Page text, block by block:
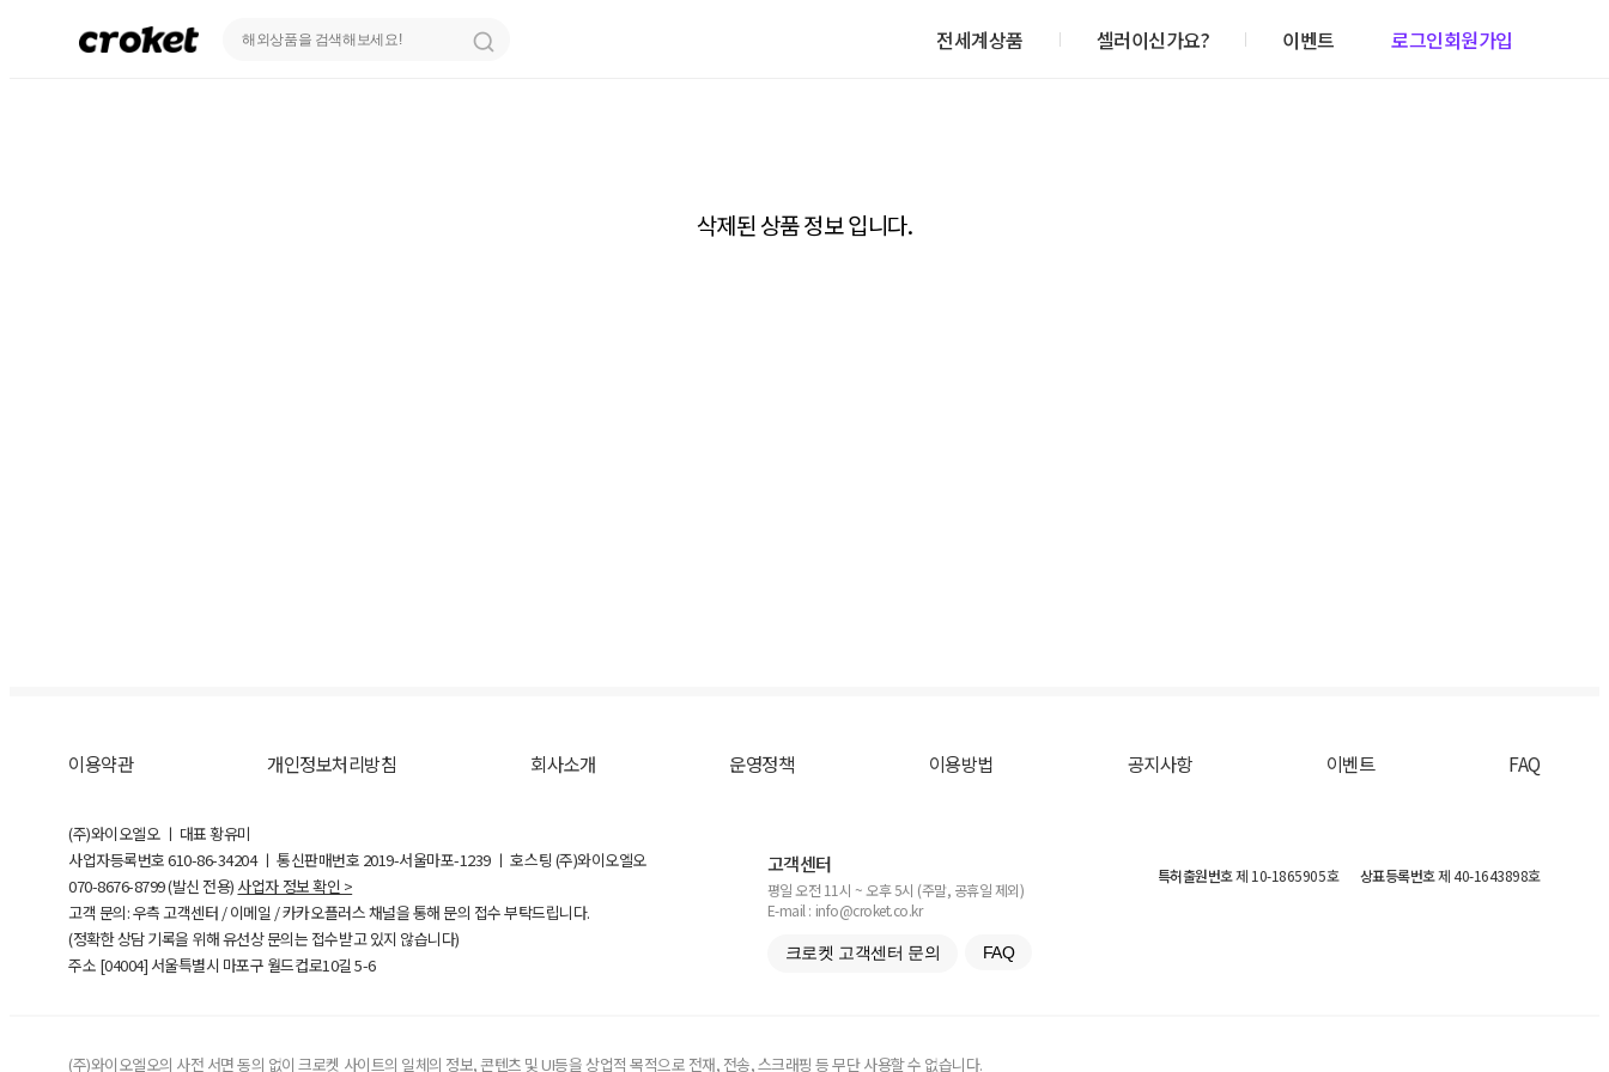
전세계상품 셀러이신가요? 이벤트 로그인회원가입
삭제된 상품 정보 입니다.
이용약관 개인정보처리방침 회사소개 운영정책 이용방법 공지사항 이벤트 FAQ
(주)와이오엘오 ㅣ 대표 황유미
사업자등록번호610-86-34204ㅣ 통신판매번호 2019-서울마포-1239 ㅣ 호스팅 (주)와이오엘오
070-8676-8799 (발신 전용) 사업자 정보 확인 >
고객 문의: 우측 고객센터 / 이메일 / 카카오플러스 채널을 통해 문의 접수 부탁드립니다.
(정확한 상담 기록을 위해 유선상 문의는 접수받고 있지 않습니다)
주소 [04004] 서울특별시 마포구 월드컵로10길5-6
고객센터
평일 오전 11시 ~ 오후 5시 (주말, 공휴일 제외)
E-mail : info@croket.co.kr
크로켓 고객센터 문의 FAQ
특허출원번호제 10-1865905호 상표등록번호제 40-1643898호
(주)와이오엘오의 사전 서면 동의 없이 크로켓 사이트의 일체의 정보, 콘텐츠 및 UI등을 상업적 목적으로 전재, 전송, 스크래핑 등 무단 사용할 수 없습니다.